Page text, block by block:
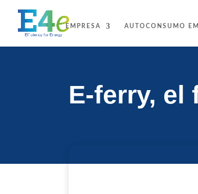
EMPRESA AUTOCONSUMO
E-ferry, el